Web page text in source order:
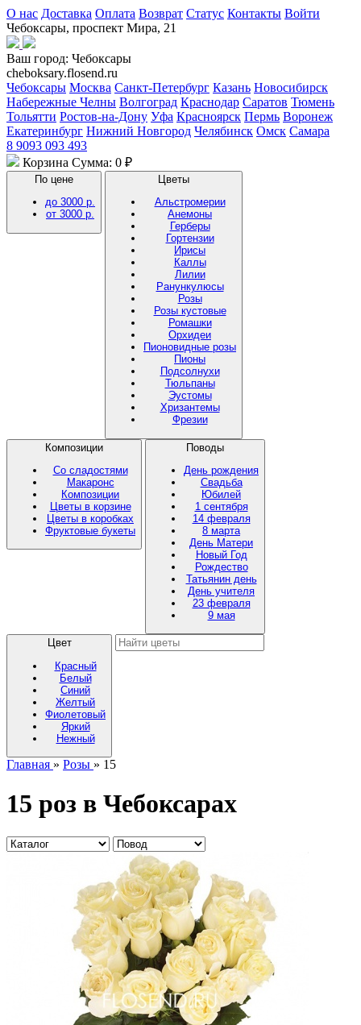
О нас Доставка Оплата Возврат Статус Контакты Войти
Чебоксары, проспект Мира, 21
Ваш город: Чебоксары
cheboksary.flosend.ru
Чебоксары Москва Санкт-Петербург Казань Новосибирск
Набережные Челны Волгоград Краснодар Саратов Тюмень
Тольятти Ростов-на-Дону Уфа Красноярск Пермь Воронеж
Екатеринбург Нижний Новгород Челябинск Омск Самара
8 9093 093 493
Корзина Сумма: 0 ₽
По цене
до 3000 р.
от 3000 р.
Цветы
Альстромерии
Анемоны
Герберы
Гортензии
Ирисы
Каллы
Лилии
Ранункулюсы
Розы
Розы кустовые
Ромашки
Орхидеи
Пионовидные розы
Пионы
Подсолнухи
Тюльпаны
Эустомы
Хризантемы
Фрезии
Композиции
Со сладостями
Макаронс
Композиции
Цветы в корзине
Цветы в коробках
Фруктовые букеты
Поводы
День рождения
Свадьба
Юбилей
1 сентября
14 февраля
8 марта
День Матери
Новый Год
Рождество
Татьянин день
День учителя
23 февраля
9 мая
Цвет
Красный
Белый
Синий
Желтый
Фиолетовый
Яркий
Нежный
Главная » Розы » 15
15 роз в Чебоксарах